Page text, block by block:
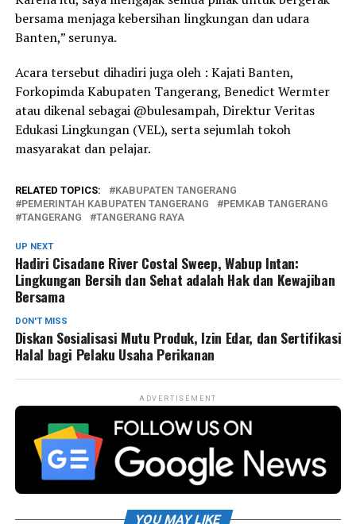
bersama menjaga kebersihan lingkungan dan udara
Banten,” serunya.
Acara tersebut dihadiri juga oleh : Kajati Banten,
Forkopimda Kabupaten Tangerang, Benedict Wermter
atau dikenal sebagai @bulesampah, Direktur Veritas
Edukasi Lingkungan (VEL), serta sejumlah tokoh
masyarakat dan pelajar.
RELATED TOPICS:
KABUPATEN TANGERANG
PEMERINTAH KABUPATEN TANGERANG
PEMKAB TANGERANG
TANGERANG
TANGERANG RAYA
UP NEXT
Hadiri Cisadane River Costal Sweep, Wabup Intan:
Lingkungan Bersih dan Sehat adalah Hak dan Kewajiban
Bersama
DON'T MISS
Diskan Sosialisasi Mutu Produk, Izin Edar, dan Sertifikasi
Halal bagi Pelaku Usaha Perikanan
ADVERTISEMENT
YOU MAY LIKE